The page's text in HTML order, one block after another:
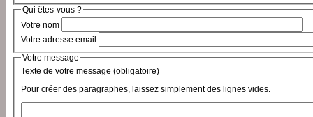
Qui êtes-vous ?
Votre nom
Votre adresse email
Votre message
Texte de votre message (obligatoire)
Pour créer des paragraphes, laissez simplement des lignes vides.